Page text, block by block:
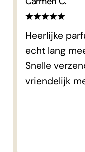
Heerlijke
echt lang
Snelle
vriendelijk